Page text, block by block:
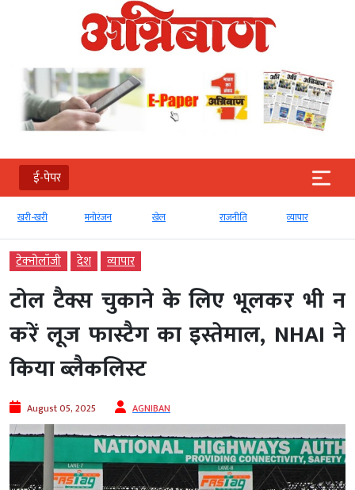
ई-पेपर
खरी-खरी मनोरंजन खेल राजनीति व्‍यापार
टेक्‍नोलॉजी देश व्‍यापार
टोल टैक्स चुकाने के लिए भूलकर भी न
करें लूज फास्टैग का इस्तेमाल, NHAI ने
किया ब्लैकलिस्ट
August 05, 2025 AGNIBAN